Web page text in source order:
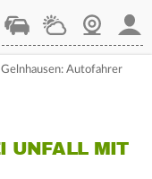
StaupilotWetterWebcam
Autofahrer
UNFALL MIT